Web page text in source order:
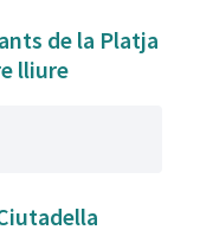
de la Platja
lliure